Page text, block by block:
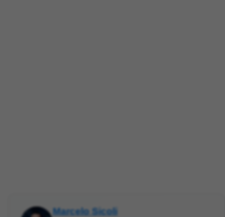
Marcelo Sicoli